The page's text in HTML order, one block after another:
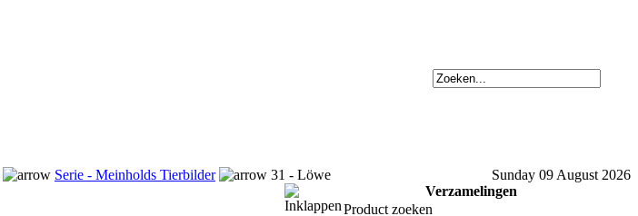
Serie - Meinholds Tierbilder 31 - Löwe
Sunday 09 August 2026
Verzamelingen
Product zoeken